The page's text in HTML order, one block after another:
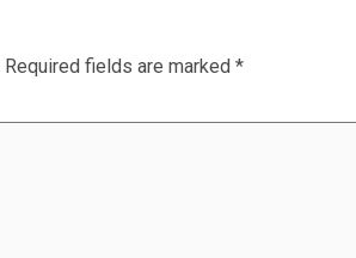
Required fields are marked *